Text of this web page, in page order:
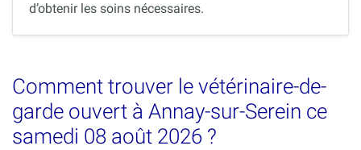
d’obtenir les soins nécessaires.
Comment trouver le vétérinaire-de-
garde ouvert à Annay-sur-Serein ce
samedi 08 août 2026 ?